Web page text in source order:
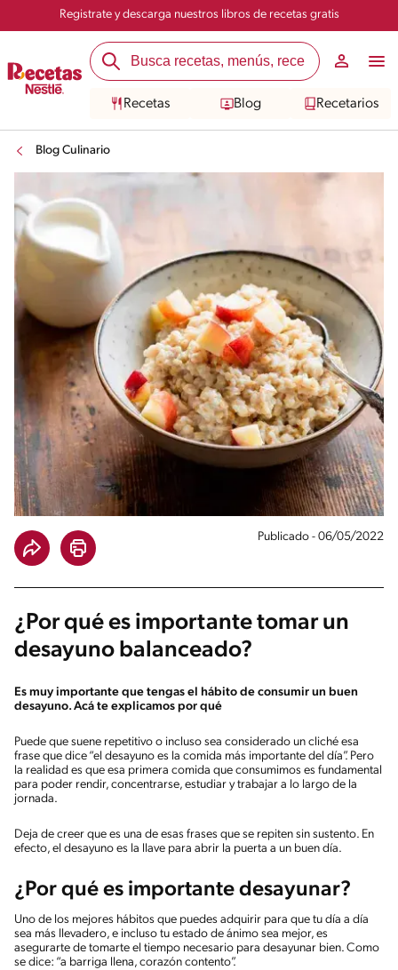
Registrate y descarga nuestros libros de recetas gratis
Recetas Blog Recetarios
Blog Culinario
Publicado - 06/05/2022
¿Por qué es importante tomar un
desayuno balanceado?
Es muy importante que tengas el hábito de consumir un buen
desayuno. Acá te explicamos por qué
Puede que suene repetitivo o incluso sea considerado un cliché esa
frase que dice “el desayuno es la comida más importante del día”. Pero
la realidad es que esa primera comida que consumimos es fundamental
para poder rendir, concentrarse, estudiar y trabajar a lo largo de la
jornada.
Deja de creer que es una de esas frases que se repiten sin sustento. En
efecto, el desayuno es la llave para abrir la puerta a un buen día.
¿Por qué es importante desayunar?
Uno de los mejores hábitos que puedes adquirir para que tu día a día
sea más llevadero, e incluso tu estado de ánimo sea mejor, es
asegurarte de tomarte el tiempo necesario para desayunar bien. Como
se dice: “a barriga llena, corazón contento”.